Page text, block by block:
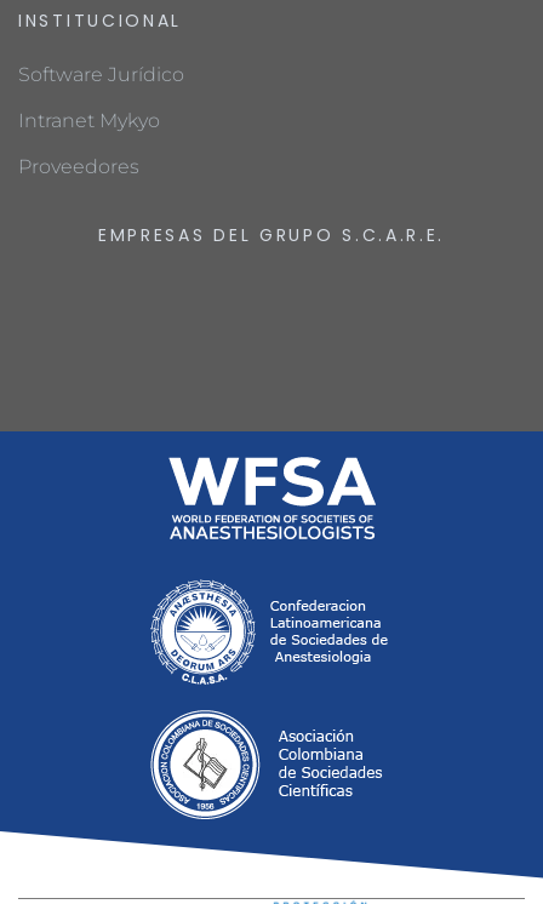
INSTITUCIONAL
Software Jurídico
Intranet Mykyo
Proveedores
EMPRESAS DEL GRUPO S.C.A.R.E.